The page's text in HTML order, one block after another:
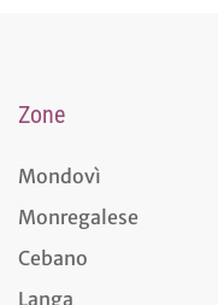
Zone
Mondovì
Monregalese
Cebano
Langa